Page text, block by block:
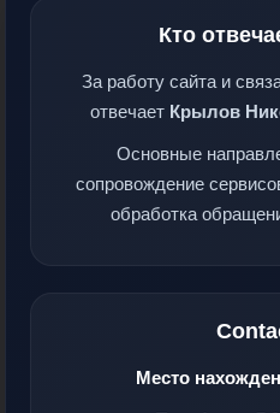
Кто
За работу сайта и
отвечает Крылов
Основные
сопровождение
обработка
Место